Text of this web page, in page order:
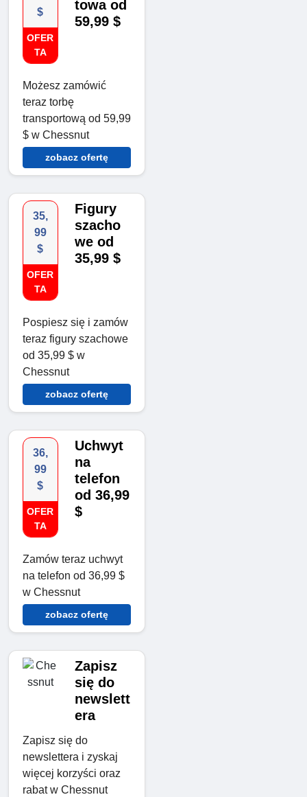
$
OFER
TA
towa od
59,99 $
Możesz zamówić
teraz torbę
transportową od 59,99
$ w Chessnut
zobacz ofertę
35,
99
$
OFER
TA
Figury
szacho
we od
35,99 $
Pospiesz się i zamów
teraz figury szachowe
od 35,99 $ w
Chessnut
zobacz ofertę
36,
99
$
OFER
TA
Uchwyt
na
telefon
od 36,99
$
Zamów teraz uchwyt
na telefon od 36,99 $
w Chessnut
zobacz ofertę
Zapisz
się do
newslett
era
Zapisz się do
newslettera i zyskaj
więcej korzyści oraz
rabat w Chessnut